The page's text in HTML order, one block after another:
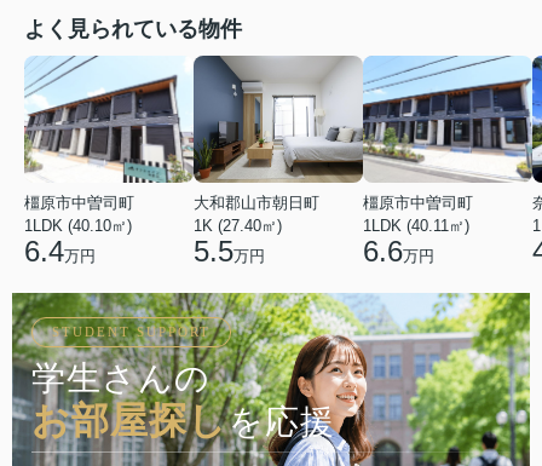
よく見られている物件
橿原市中曽司町
1LDK (40.10㎡)
6.4万円
大和郡山市朝日町
1K (27.40㎡)
5.5万円
橿原市中曽司町
1LDK (40.11㎡)
6.6万円
STUDENT SUPPORT
学生さんの
お部屋探しを応援